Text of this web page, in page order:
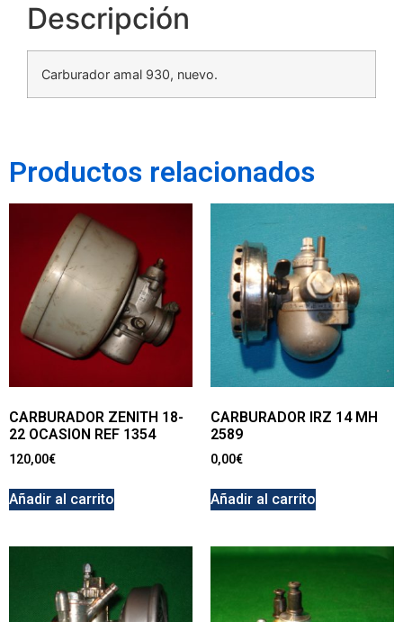
Descripción
Carburador amal 930, nuevo.
Productos relacionados
CARBURADOR ZENITH 18-
22 OCASION REF 1354
120,00€
Añadir al carrito
CARBURADOR IRZ 14 MH
2589
0,00€
Añadir al carrito